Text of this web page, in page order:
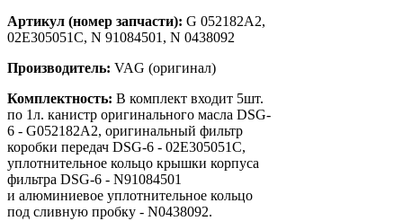
Артикул (номер запчасти): G 052182A2,
02E305051C, N 91084501, N 0438092
Производитель: VAG (оригинал)
Комплектность: В комплект входит 5шт.
по 1л. канистр оригинального масла DSG-
6 - G052182A2, оригинальный фильтр
коробки передач DSG-6 - 02E305051C,
уплотнительное кольцо крышки корпуса
фильтра DSG-6 - N91084501
и алюминиевое уплотнительное кольцо
под сливную пробку - N0438092.